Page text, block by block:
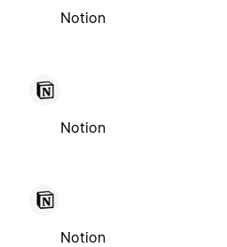
Notion
Notion
Notion